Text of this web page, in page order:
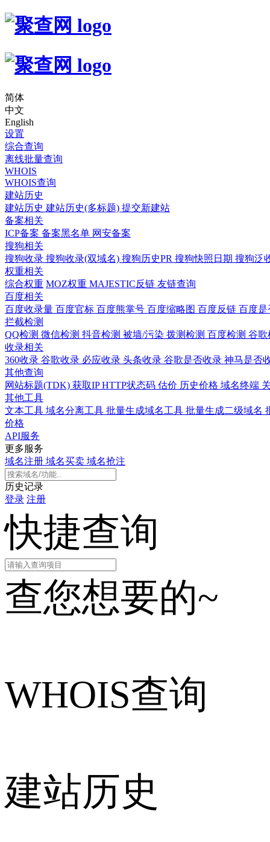
简体
中文
English
设置
综合查询
离线批量查询
WHOIS
WHOIS查询
建站历史
建站历史 建站历史(多标题) 提交新建站
备案相关
ICP备案 备案黑名单 网安备案
搜狗相关
搜狗收录 搜狗收录(双域名) 搜狗历史PR 搜狗快照日期 搜狗泛
权重相关
综合权重 MOZ权重 MAJESTIC反链 友链查询
百度相关
百度收录量 百度官标 百度熊掌号 百度缩略图 百度反链 百度
拦截检测
QQ检测 微信检测 抖音检测 被墙/污染 拨测检测 百度检测 谷
收录相关
360收录 谷歌收录 必应收录 头条收录 谷歌是否收录 神马是否
其他查询
网站标题(TDK) 获取IPHTTP状态码 估价 历史价格 域名终端
其他工具
文本工具 域名分离工具 批量生成域名工具 批量生成二级域名
价格
API服务
更多服务
域名注册 域名买卖 域名抢注
历史记录
登录 注册
快捷查询
查您想要的~
WHOIS查询
建站历史